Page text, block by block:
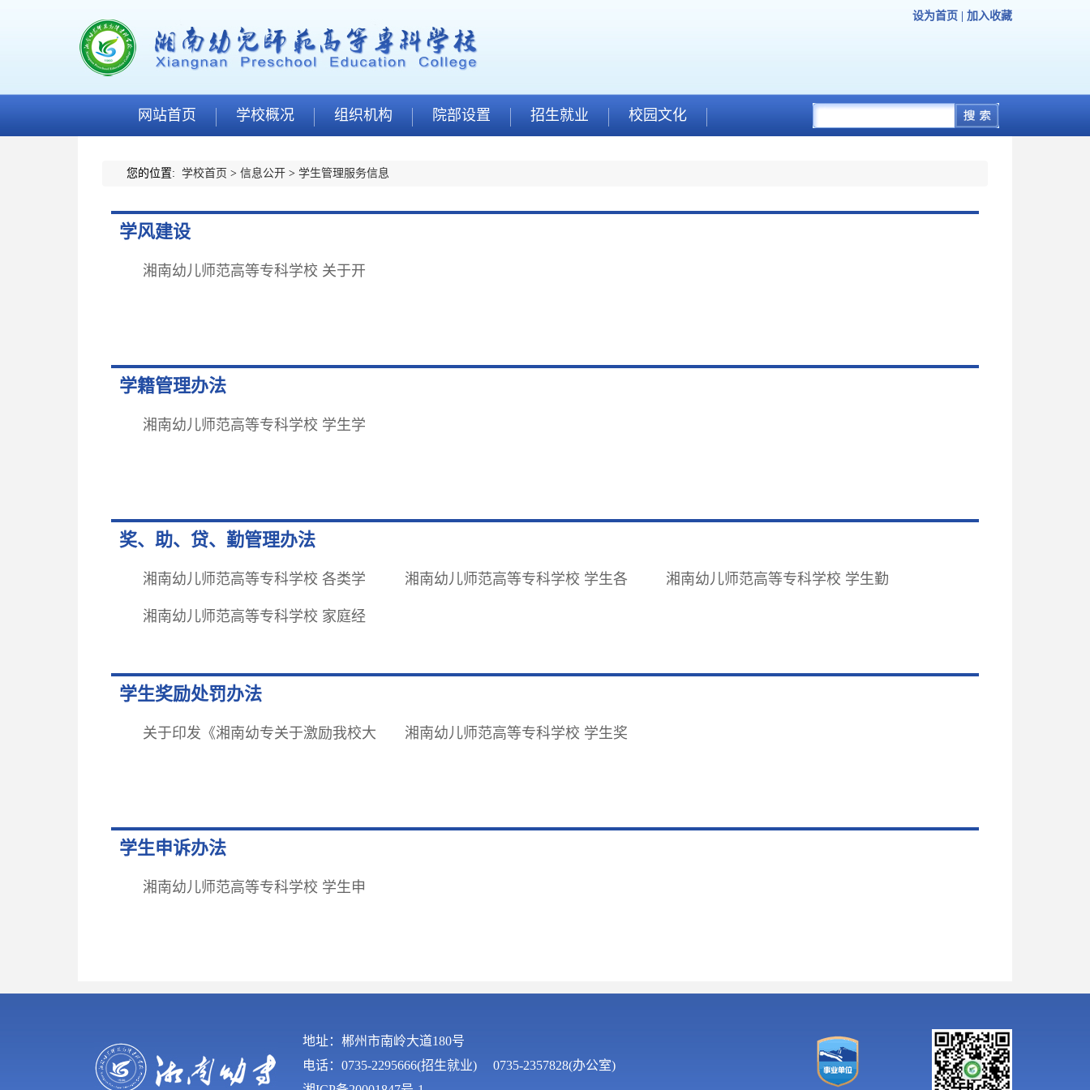
设为首页 加入收藏
网站首页 学校概况 组织机构 院部设置 招生就业 校园文化
您的位置: 学校首页 > 信息公开 > 学生管理服务信息
学风建设
湘南幼儿师范高等专科学校 关于开
学籍管理办法
湘南幼儿师范高等专科学校 学生学
奖、助、贷、勤管理办法
湘南幼儿师范高等专科学校 各类学 湘南幼儿师范高等专科学校 学生各 湘南幼儿师范高等专科学校 学生勤
湘南幼儿师范高等专科学校 家庭经
学生奖励处罚办法
关于印发《湘南幼专关于激励我校大 湘南幼儿师范高等专科学校 学生奖
学生申诉办法
湘南幼儿师范高等专科学校 学生申
地址：郴州市南岭大道180号
电话：0735-2295666(招生就业) 0735-2357828(办公室)